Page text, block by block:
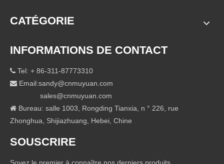
CATÉGORIE
INFORMATIONS DE CONTACT
 Tel: + 86-311-87773310
 Email:sandy@cnmuyuan.com
sales@cnmuyuan.com
 Bureau: salle 1003, Rongding Tianxia, ​​n ° 226, rue
Zhonghua, Shijiazhuang, Hebei, Chine
SOUSCRIRE
Soyez le premier à connaître nos derniers produits.